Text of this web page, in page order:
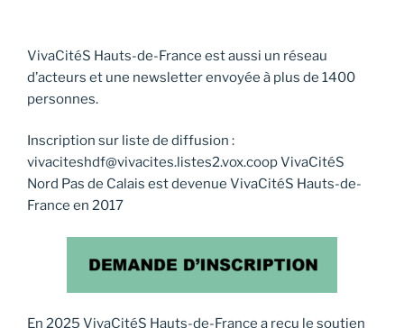
VivaCitéS Hauts-de-France est aussi un réseau
d’acteurs et une newsletter envoyée à plus de 1400
personnes.
Inscription sur liste de diffusion :
vivaciteshdf@vivacites.listes2.vox.coop VivaCitéS
Nord Pas de Calais est devenue VivaCitéS Hauts-de-
France en 2017
En 2025 VivaCitéS Hauts-de-France a reçu le soutien